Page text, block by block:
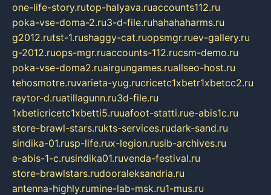
one-life-story.rutop-halyava.ruaccounts112.ru
poka-vse-doma-2.ru3-d-file.ruhahahaharms.ru
g2012.rutst-1.rushaggy-cat.ruopsmgr.ruev-gallery.ru
g-2012.ruops-mgr.ruaccounts-112.rucsm-demo.ru
poka-vse-doma2.ruairgungames.ruallseo-host.ru
tehosmotre.ruvarieta-yug.rucricetc1xbetr1xbetcc2.ru
raytor-d.ruatillagunn.ru3d-file.ru
1xbeticricetc1xbetti5.ruuafoot-statti.rue-abis1c.ru
store-brawl-stars.rukts-services.rudark-sand.ru
sindika-01.rusp-life.rux-legion.rusib-archives.ru
e-abis-1-c.rusindika01.ruvenda-festival.ru
store-brawlstars.rudooraleksandria.ru
antenna-highly.rumine-lab-msk.ru1-mus.ru